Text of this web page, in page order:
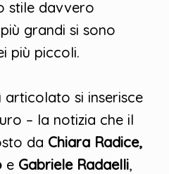
stile davvero
grandi si sono
più piccoli.
articolato si inserisce
– la notizia che il
da Chiara Radice,
e Gabriele Radaelli,